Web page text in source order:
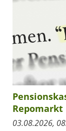
Repomarkt
03.08.2026,